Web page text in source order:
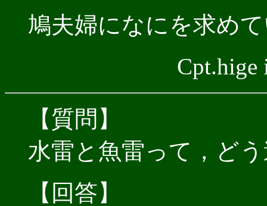
鳩夫婦になにを求め
【質問】
水雷と魚雷って，ど
【回答】